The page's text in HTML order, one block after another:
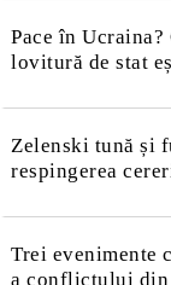
Pace în
lovitură de stat
Zelenski tună și
respingerea
Trei evenimente
a conflictului din